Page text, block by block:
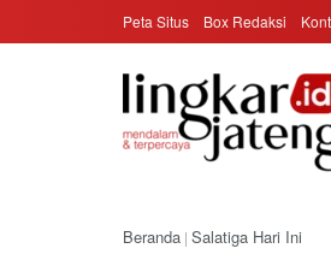
Peta Situs Box Redaksi
Beranda | Salatiga Hari Ini